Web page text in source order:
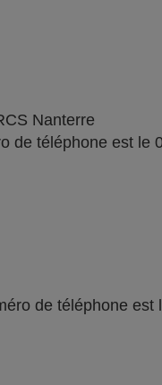
Nanterre
de téléphone est le
de téléphone est